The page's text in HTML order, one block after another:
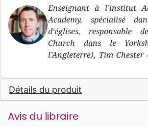
Enseignant à l’institut
Academy, spécialisé
d’églises, responsable
Church dans le
l’Angleterre), Tim Chester
d’une trentaine
père de deux enfants.
Détails du produit
Avis du libraire